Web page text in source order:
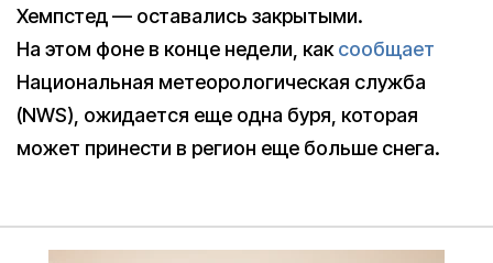
Хемпстед — оставались закрытыми.
На этом фоне в конце недели, каксообщает
Национальная метеорологическая служба
(NWS), ожидается еще одна буря, которая
может принести в регион еще больше снега.